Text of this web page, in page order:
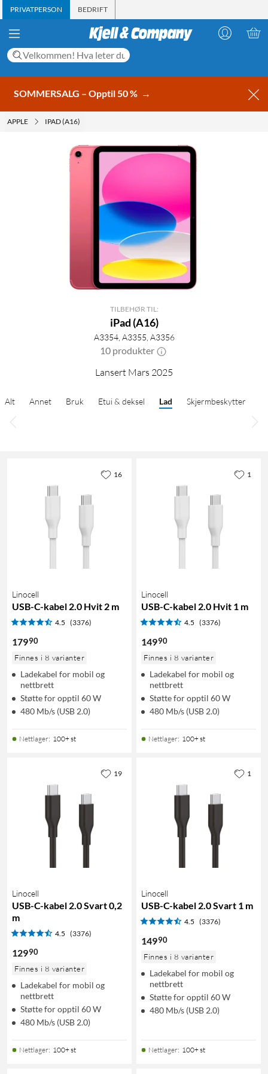
PRIVATPERSON BEDRIFT
SOMMERSALG – Opptil 50 % →
APPLE IPAD (A16)
TILBEHØR TIL:
iPad (A16)
A3354, A3355, A3356
10 produkter
Lansert Mars 2025
Alt Annet Bruk Etui & deksel Lad Skjermbeskytter
Linocell
USB-C-kabel 2.0 Hvit 2 m
4.5 (3376)
17990
Finnes i 8 varianter
Ladekabel for mobil og
nettbrett
Støtte for opptil 60 W
480 Mb/s (USB 2.0)
Nettlager: 100+ st
16
Linocell
USB-C-kabel 2.0 Hvit 1 m
4.5 (3376)
14990
Finnes i 8 varianter
Ladekabel for mobil og
nettbrett
Støtte for opptil 60 W
480 Mb/s (USB 2.0)
Nettlager: 100+ st
1
Linocell
USB-C-kabel 2.0 Svart 0,2
m
4.5 (3376)
12990
Finnes i 8 varianter
Ladekabel for mobil og
nettbrett
Støtte for opptil 60 W
480 Mb/s (USB 2.0)
Nettlager: 100+ st
19
Linocell
USB-C-kabel 2.0 Svart 1 m
4.5 (3376)
14990
Finnes i 8 varianter
Ladekabel for mobil og
nettbrett
Støtte for opptil 60 W
480 Mb/s (USB 2.0)
Nettlager: 100+ st
1